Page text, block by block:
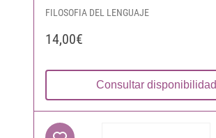
FILOSOFIA DEL LENGUAJE
14,00€
Consultar disponibilidad